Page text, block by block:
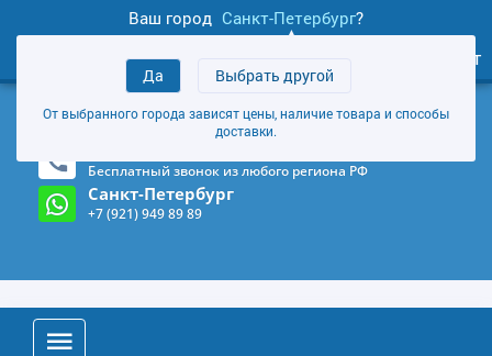
Ваш город Санкт-Петербург?
Да Выбрать другой
От выбранного города зависят цены, наличие товара и способы
доставки.
товаров
Личный кабинет
+7 (921) 949 89 89
Магазин и склад в Санкт-Петербурге (Карта)
Бесплатный звонок из любого региона РФ
Санкт-Петербург
+7 (921) 949 89 89